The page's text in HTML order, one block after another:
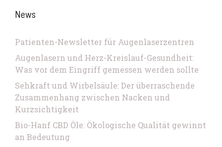
News
Patienten-Newsletter für Augenlaserzentren
Augenlasern und Herz-Kreislauf-Gesundheit:
Was vor dem Eingriff gemessen werden sollte
Sehkraft und Wirbelsäule: Der überraschende
Zusammenhang zwischen Nacken und
Kurzsichtigkeit
Bio-Hanf CBD Öle: Ökologische Qualität gewinnt
an Bedeutung